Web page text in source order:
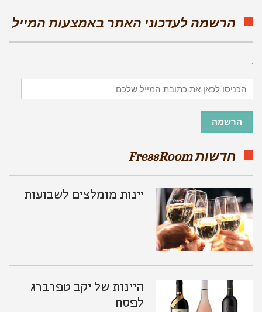
הרשמה לעדכוני האתר באמצעות המייל
.
לכאן
את
כתובת
המייל
הרשמה
חדשות FressRoom
יינות מומלצים לשבועות
היינות של יקב טפרברג
לפסח